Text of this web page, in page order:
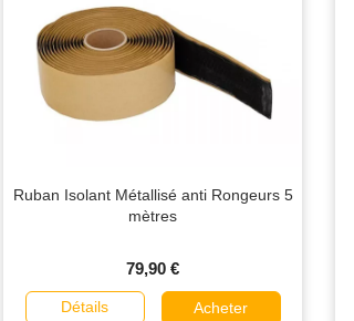
Ruban Isolant Métallisé anti Rongeurs 5
mètres
79,90 €
Détails Acheter